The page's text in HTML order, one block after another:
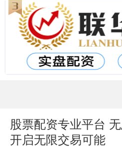
股票配资专业平台
开启无限交易可能